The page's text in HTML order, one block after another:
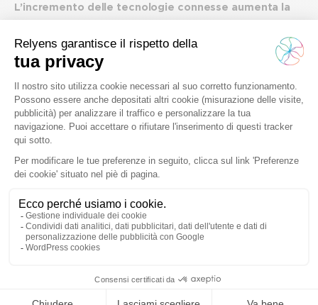
L’incremento delle tecnologie connesse aumenta la
superficie di attacco, esponendo le strutture a nuove
vulnerabilità che devono essere gestite con attenzione. È
essenziale che le tecnologie non siano solo implementate
come strumenti di supporto, ma che vengano anche
adeguatamente protette.
Ospedali e strutture sanitarie devono dunquegarantire la
continuità operativa e la sicurezza dei dati,
un panorama normativo in evoluzione
le strutture sanitarie sono obbligate a rafforzare la loro
infrastruttura di cybersecurity. Questo include
l’identificazione di referenti specifici per la cybersecurity
consapevolezza e la gestione del rischio cyber a livello